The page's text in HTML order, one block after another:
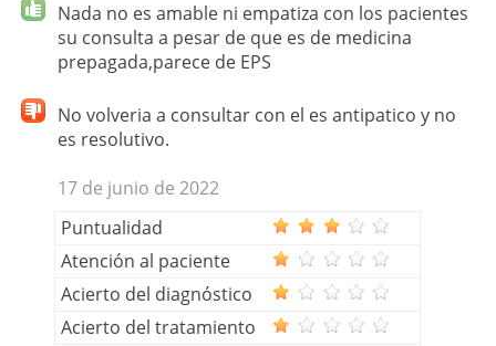
Nada no es amable ni empatiza con los pacientes
su consulta a pesar de que es de medicina
prepagada,parece de EPS
No volveria a consultar con el es antipatico y no
es resolutivo.
17 de junio de 2022
Puntualidad
Atención al paciente
Acierto del diagnóstico
Acierto del tratamiento